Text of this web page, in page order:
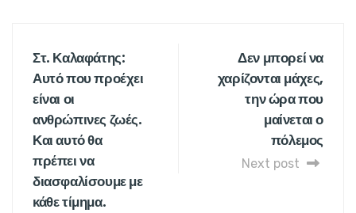
Στ. Καλαφάτης:
Αυτό που προέχει
είναι οι
ανθρώπινες ζωές.
Και αυτό θα
πρέπει να
διασφαλίσουμε με
κάθε τίμημα.
Δεν μπορεί να
χαρίζονται μάχες,
την ώρα που
μαίνεται ο
πόλεμος
Next post